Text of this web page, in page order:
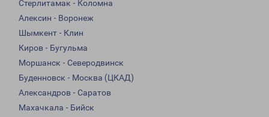
Стерлитамак - Коломна
Алексин - Воронеж
Шымкент - Клин
Киров - Бугульма
Моршанск - Северодвинск
Буденновск - Москва (ЦКАД)
Александров - Саратов
Махачкала - Бийск